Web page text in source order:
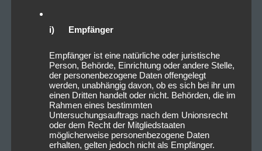
i) Empfänger
Empfänger ist eine natürliche oder juristische
Person, Behörde, Einrichtung oder andere Stelle,
der personenbezogene Daten offengelegt
werden, unabhängig davon, ob es sich bei ihr um
einen Dritten handelt oder nicht. Behörden, die im
Rahmen eines bestimmten
Untersuchungsauftrags nach dem Unionsrecht
oder dem Recht der Mitgliedstaaten
möglicherweise personenbezogene Daten
erhalten, gelten jedoch nicht als Empfänger.